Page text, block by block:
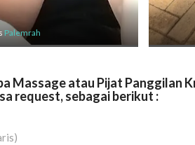
Palemrah
Massage atau Pijat Panggilan
request, sebagai berikut :